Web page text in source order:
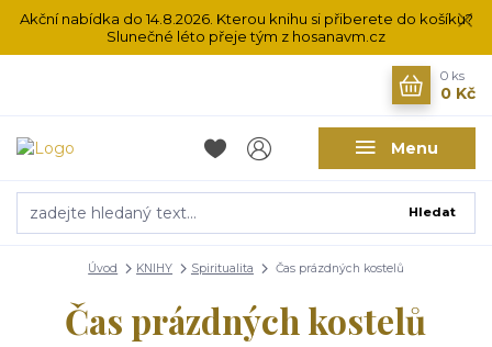
Akční nabídka do 14.8.2026. Kterou knihu si přiberete do košíku?
Slunečné léto přeje tým z hosanavm.cz
Menu
Hledat
0 ks
0 Kč
Úvod KNIHY Spiritualita Čas prázdných kostelů
Čas prázdných kostelů